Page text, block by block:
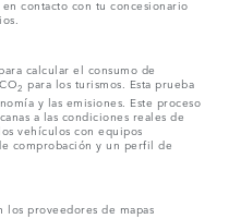
contacto con tu concesionario
calcular el consumo de
2 para los turismos. Esta prueba
y las emisiones. Este proceso
a las condiciones reales de
vehículos con equipos
comprobación y un perfil de
proveedores de mapas